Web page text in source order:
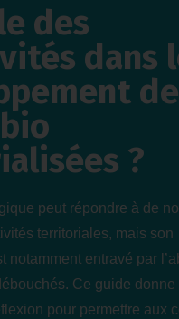
des
dans
de
?
peut répondre à de
territoriales, mais son
notamment entravé par
Ce guide donne
pour permettre aux